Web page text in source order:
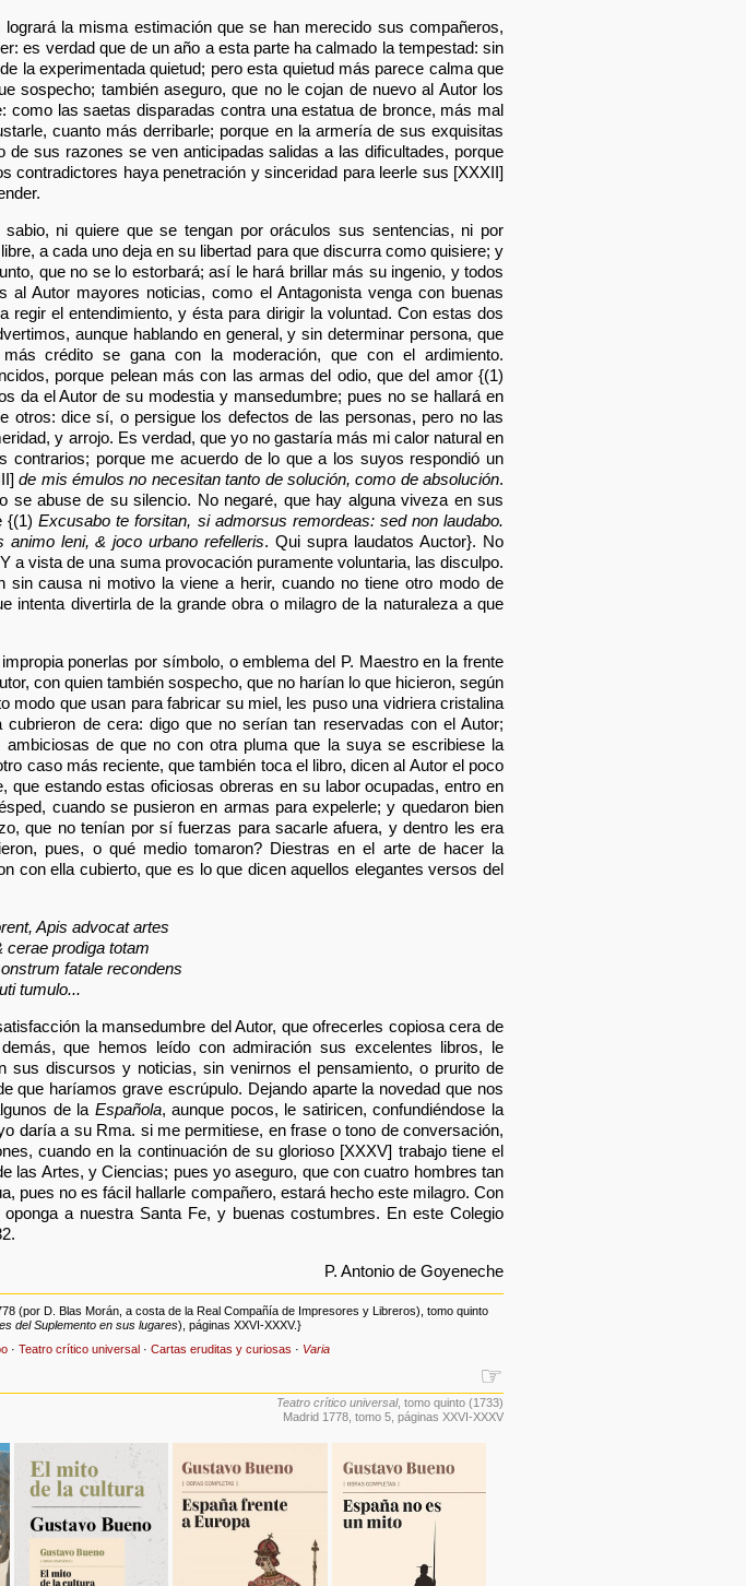
la misma estimación que se han merecido sus compañeros,
es verdad que de un año a esta parte ha calmado la tempestad: sin
la experimentada quietud; pero esta quietud más parece calma que
sospecho; también aseguro, que no le cojan de nuevo al Autor los
como las saetas disparadas contra una estatua de bronce, más mal
cuanto más derribarle; porque en la armería de sus exquisitas
sus razones se ven anticipadas salidas a las dificultades, porque
contradictores haya penetración y sinceridad para leerle sus [XXXII]
ni quiere que se tengan por oráculos sus sentencias, ni por
a cada uno deja en su libertad para que discurra como quisiere; y
que no se lo estorbará; así le hará brillar más su ingenio, y todos
Autor mayores noticias, como el Antagonista venga con buenas
el entendimiento, y ésta para dirigir la voluntad. Con estas dos
aunque hablando en general, y sin determinar persona, que
crédito se gana con la moderación, que con el ardimiento.
porque pelean más con las armas del odio, que del amor {(1)
da el Autor de su modestia y mansedumbre; pues no se hallará en
dice sí, o persigue los defectos de las personas, pero no las
y arrojo. Es verdad, que yo no gastaría más mi calor natural en
porque me acuerdo de lo que a los suyos respondió un
de mis émulos no necesitan tanto de solución, como de absolución.
abuse de su silencio. No negaré, que hay alguna viveza en sus
{(1)Excusabo te forsitan, si admorsus remordeas: sed non laudabo.
leni, & joco urbano refelleris. Qui supra laudatos Auctor}. No
a vista de una suma provocación puramente voluntaria, las disculpo.
causa ni motivo la viene a herir, cuando no tiene otro modo de
intenta divertirla de la grande obra o milagro de la naturaleza a que
ponerlas por símbolo, o emblema del P. Maestro en la frente
con quien también sospecho, que no harían lo que hicieron, según
modo que usan para fabricar su miel, les puso una vidriera cristalina
de cera: digo que no serían tan reservadas con el Autor;
de que no con otra pluma que la suya se escribiese la
caso más reciente, que también toca el libro, dicen al Autor el poco
estando estas oficiosas obreras en su labor ocupadas, entro en
cuando se pusieron en armas para expelerle; y quedaron bien
que no tenían por sí fuerzas para sacarle afuera, y dentro les era
pues, o qué medio tomaron? Diestras en el arte de hacer la
con ella cubierto, que es lo que dicen aquellos elegantes versos del
Apis advocat artes
cerae prodiga totam
fatale recondens
tumulo...
la mansedumbre del Autor, que ofrecerles copiosa cera de
que hemos leído con admiración sus excelentes libros, le
sus discursos y noticias, sin venirnos el pensamiento, o prurito de
que haríamos grave escrúpulo. Dejando aparte la novedad que nos
de la Española, aunque pocos, le satiricen, confundiéndose la
daría a su Rma. si me permitiese, en frase o tono de conversación,
cuando en la continuación de su glorioso [XXXV] trabajo tiene el
las Artes, y Ciencias; pues yo aseguro, que con cuatro hombres tan
pues no es fácil hallarle compañero, estará hecho este milagro. Con
a nuestra Santa Fe, y buenas costumbres. En este Colegio
P. Antonio de Goyeneche
(por D. Blas Morán, a costa de la Real Compañía de Impresores y Libreros), tomo quinto
del Suplemento en sus lugares), páginas XXVI-XXXV.}
· Teatro crítico universal· Cartas eruditas y curiosas · Varia
☞
Teatro crítico universal, tomo quinto (1733)
Madrid 1778, tomo 5, páginas XXVI-XXXV